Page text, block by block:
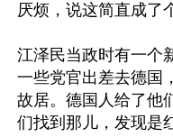
厌烦，说这简直成了
江泽民当政时有一个
一些党官出差去德国
故居。德国人给了他
们找到那儿，发现是